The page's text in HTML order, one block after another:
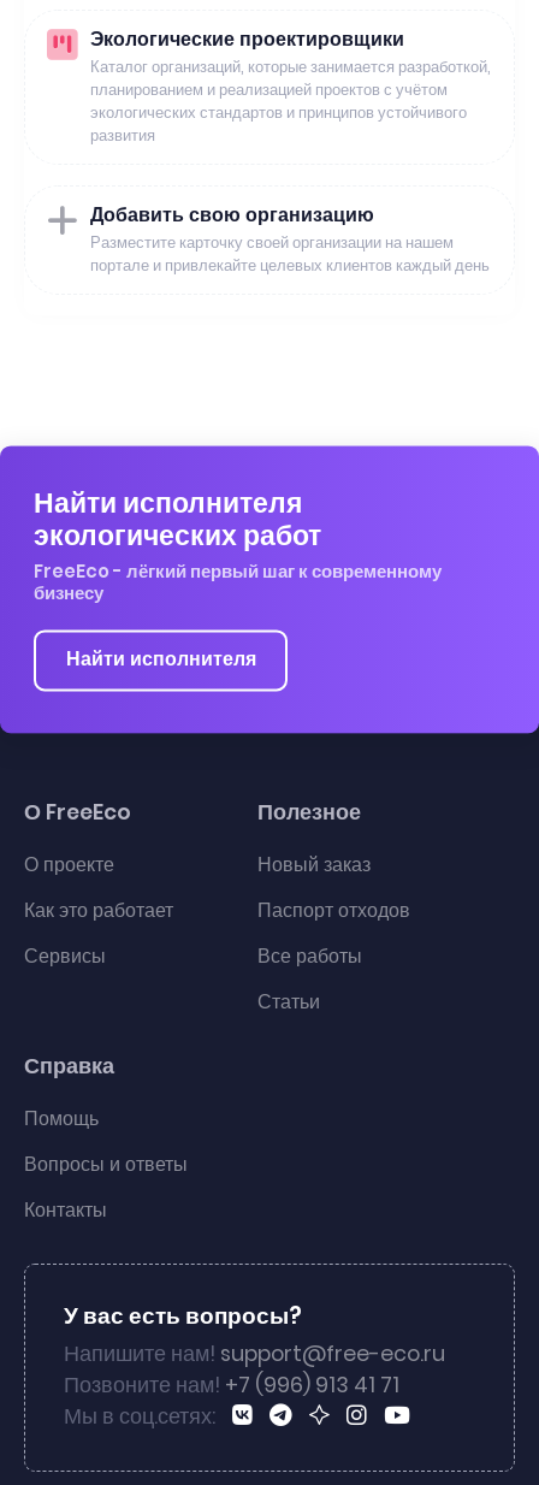
Экологические проектировщики
Каталог организаций, которые занимается разработкой,
планированием и реализацией проектов с учётом
экологических стандартов и принципов устойчивого
развития
Добавить свою организацию
Разместите карточку своей организации на нашем
портале и привлекайте целевых клиентов каждый день
Найти исполнителя
экологических работ
FreeEco - лёгкий первый шаг к современному
бизнесу
Найти исполнителя
О FreeEco
О проекте
Как это работает
Сервисы
Полезное
Новый заказ
Паспорт отходов
Все работы
Статьи
Справка
Помощь
Вопросы и ответы
Контакты
У вас есть вопросы?
Напишите нам! support@free-eco.ru
Позвоните нам! +7 (996) 913 41 71
Мы в соц.сетях: